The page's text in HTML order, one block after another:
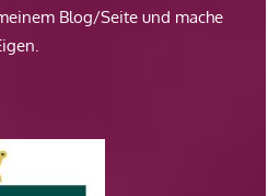
Blog/Seite und mache